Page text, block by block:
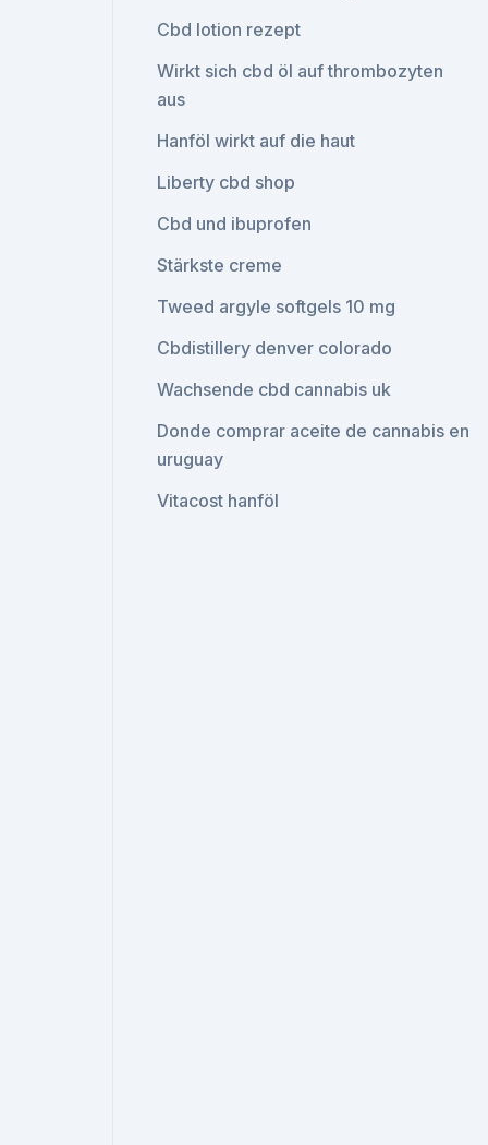
Cbd lotion rezept
Wirkt sich cbd öl auf thrombozyten
aus
Hanföl wirkt auf die haut
Liberty cbd shop
Cbd und ibuprofen
Stärkste creme
Tweed argyle softgels 10 mg
Cbdistillery denver colorado
Wachsende cbd cannabis uk
Donde comprar aceite de cannabis en
uruguay
Vitacost hanföl